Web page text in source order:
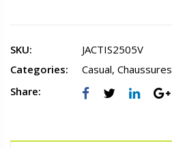
SKU:
JACTIS2505V
Categories:
Casual, Chaussures
Share: